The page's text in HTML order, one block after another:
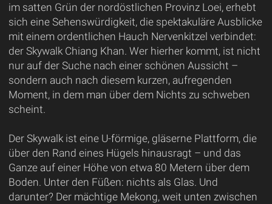
im satten Grün der nordöstlichen Provinz Loei, erhebt
sich eine Sehenswürdigkeit, die spektakuläre Ausblicke
mit einem ordentlichen Hauch Nervenkitzel verbindet:
der Skywalk Chiang Khan. Wer hierher kommt, ist nicht
nur auf der Suche nach einer schönen Aussicht –
sondern auch nach diesem kurzen, aufregenden
Moment, in dem man über dem Nichts zu schweben
scheint.
Der Skywalk ist eine U-förmige, gläserne Plattform, die
über den Rand eines Hügels hinausragt – und das
Ganze auf einer Höhe von etwa 80 Metern über dem
Boden. Unter den Füßen: nichts als Glas. Und
darunter? Der mächtige Mekong, weit unten zwischen